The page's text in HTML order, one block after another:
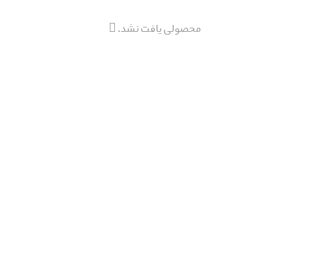
محصولی یافت نشد.